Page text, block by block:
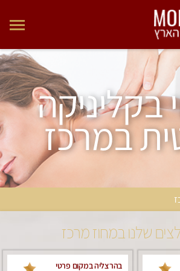
בקליניקה
במרכז
שלנו במחוז מרכז
בהרצליה במקום פרטי